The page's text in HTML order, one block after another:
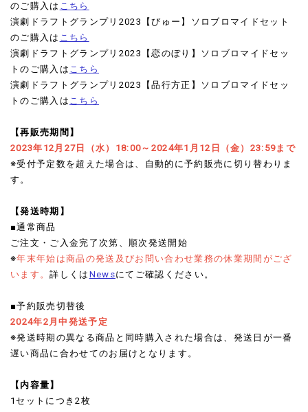
のご購入は こちら
演劇ドラフトグランプリ2023【びゅー】ソロブロマイドセット
のご購入は こちら
演劇ドラフトグランプリ2023【恋のぼり】ソロブロマイドセッ
トのご購入は こちら
演劇ドラフトグランプリ2023【品行方正】ソロブロマイドセッ
トのご購入は こちら
【再販売期間】
2023年12月27日（水）18:00～2024年1月12日（金）23:59まで
※受付予定数を超えた場合は、自動的に予約販売に切り替わりま
す。
【発送時期】
■通常商品
ご注文・ご入金完了次第、順次発送開始
※年末年始は商品の発送及びお問い合わせ業務の休業期間がござ
います。詳しくは Newsにてご確認ください。
■予約販売切替後
2024年2月中発送予定
※発送時期の異なる商品と同時購入された場合は、発送日が一番
遅い商品に合わせてのお届けとなります。
【内容量】
1セットにつき2枚